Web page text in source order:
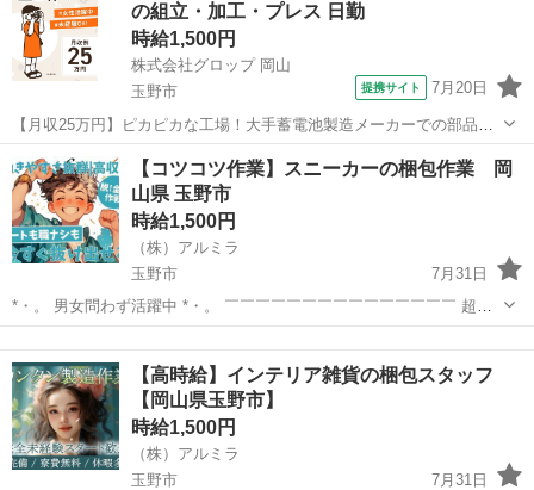
の組立・加工・プレス 日勤
時給1,500円
株式会社グロップ 岡山
玉野市
提携サイト 7月20日
【月収25万円】ピカピカな工場！大手蓄電池製造メーカーでの部品組
立！冷暖房完備◎きれいな工場◎ 蓄電池製造メーカーでの部品組立業
務 蓄電池製造メーカーでの部品組立のお仕事です。 【お仕事内容】
・蓄電池の部品を複数人で組...
岡山 玉野市
【コツコツ作業】スニーカーの梱包作業 岡
山県 玉野市
時給1,500円
（株）アルミラ
玉野市
7月31日
*・。 男女問わず活躍中 *・。 ￣￣￣￣￣￣￣￣￣￣￣￣￣￣￣ 超カ
ンタン作業のみなので 経験や資格は必要ナシ！ 活躍中のスタッフさん
も約80％が未経験からのスタート♪ 初めてで不安な気持ちを ...
【高時給】インテリア雑貨の梱包スタッフ
【岡山県玉野市】
時給1,500円
（株）アルミラ
玉野市
7月31日